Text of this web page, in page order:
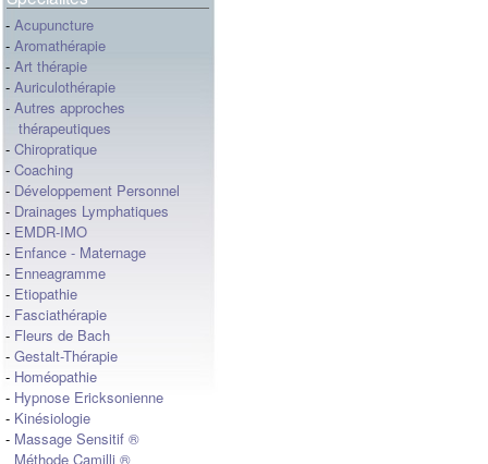
- Acupuncture
- Aromathérapie
- Art thérapie
- Auriculothérapie
- Autres approches
thérapeutiques
- Chiropratique
- Coaching
- Développement Personnel
- Drainages Lymphatiques
- EMDR-IMO
- Enfance - Maternage
- Enneagramme
- Etiopathie
- Fasciathérapie
- Fleurs de Bach
- Gestalt-Thérapie
- Homéopathie
- Hypnose Ericksonienne
- Kinésiologie
- Massage Sensitif ®
Méthode Camilli ®